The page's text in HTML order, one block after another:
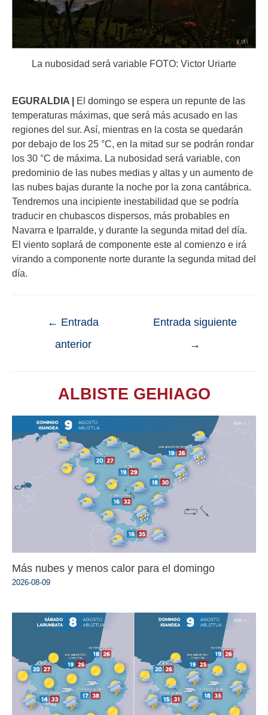
La nubosidad será variable FOTO: Victor Uriarte
EGURALDIA | El domingo se espera un repunte de las
temperaturas máximas, que será más acusado en las
regiones del sur. Así, mientras en la costa se quedarán
por debajo de los 25 °C, en la mitad sur se podrán rondar
los 30 °C de máxima. La nubosidad será variable, con
predominio de las nubes medias y altas y un aumento de
las nubes bajas durante la noche por la zona cantábrica.
Tendremos una incipiente inestabilidad que se podría
traducir en chubascos dispersos, más probables en
Navarra e Iparralde, y durante la segunda mitad del día.
El viento soplará de componente este al comienzo e irá
virando a componente norte durante la segunda mitad del
día.
← Entrada
anterior
Entrada siguiente
→
ALBISTE GEHIAGO
Más nubes y menos calor para el domingo
2026-08-09